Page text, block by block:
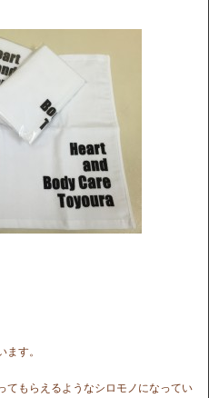
す。
てもらえるようなシロモノになってい